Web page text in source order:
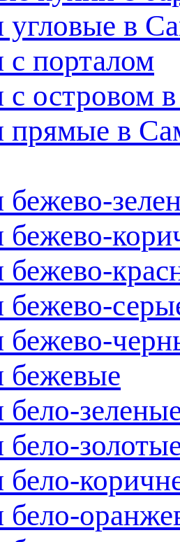
угловые в
с порталом
с островом
прямые в
бежево-
бежево-
бежево-
бежево-
бежевые
бело-
бело-